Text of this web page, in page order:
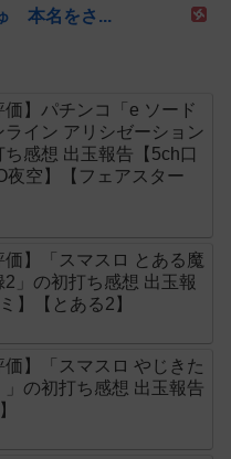
本名をさ...
価】パチンコ「e ソード
ライン アリシゼーション
感想 出玉報告【5ch口
夜空】【フェアスター
価】「スマスロ とある魔
」の初打ち感想 出玉報
】【とある2】
価】「スマスロ やじきた
」の初打ち感想 出玉報告